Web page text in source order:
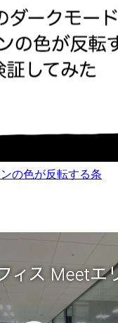
の色が反転する条